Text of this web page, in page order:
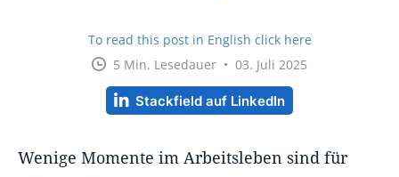
To read this post in English click here
5 Min. Lesedauer • 03. Juli 2025
Stackfield auf LinkedIn
Wenige Momente im Arbeitsleben sind für